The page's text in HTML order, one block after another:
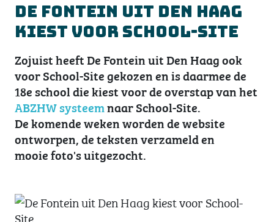
De Fontein uit Den Haag
kiest voor School-Site
Zojuist heeft De Fontein uit Den Haag ook
voor School-Site gekozen en is daarmee de
18e school die kiest voor de overstap van het
ABZHW systeemnaar School-Site.
De komende weken worden de website
ontworpen, de teksten verzameld en
mooie foto's uitgezocht.